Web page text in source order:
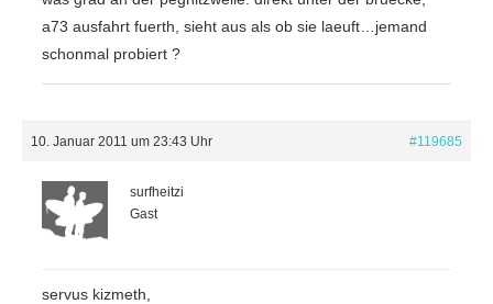
a73 ausfahrt fuerth, sieht aus als ob sie laeuft…jemand
schonmal probiert ?
10. Januar 2011 um 23:43 Uhr #119685
surfheitzi
Gast
servus kizmeth,